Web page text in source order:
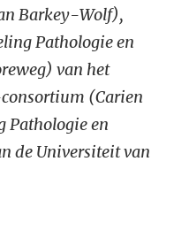
Barkey-Wolf),
Pathologie en
van het
(Carien
Pathologie en
de Universiteit van